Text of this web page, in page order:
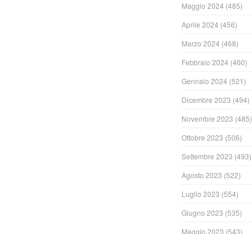
Maggio 2024 (485)
Aprile 2024 (456)
Marzo 2024 (468)
Febbraio 2024 (460)
Gennaio 2024 (521)
Dicembre 2023 (494)
Novembre 2023 (485)
Ottobre 2023 (506)
Settembre 2023 (493)
Agosto 2023 (522)
Luglio 2023 (554)
Giugno 2023 (535)
Maggio 2023 (543)